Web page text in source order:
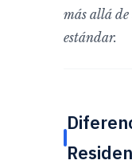
más allá
estándar.